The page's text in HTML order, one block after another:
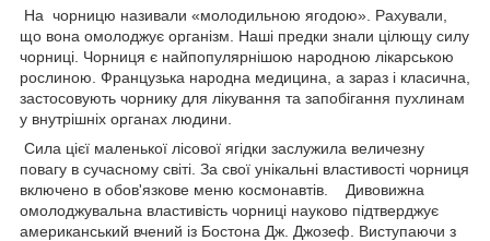
На чорницю називали «молодильною ягодою». Рахували,
що вона омолоджує організм. Наші предки знали цілющу силу
чорниці. Чорниця є найпопулярнішою народною лікарською
рослиною. Французька народна медицина, а зараз і класична,
застосовують чорнику для лікування та запобігання пухлинам
у внутрішніх органах людини.
Сила цієї маленької лісової ягідки заслужила величезну
повагу в сучасному світі. За свої унікальні властивості чорниця
включено в обов'язкове меню космонавтів. Дивовижна
омолоджувальна властивість чорниці науково підтверджує
американський вчений із Бостона Дж. Джозеф. Виступаючи з